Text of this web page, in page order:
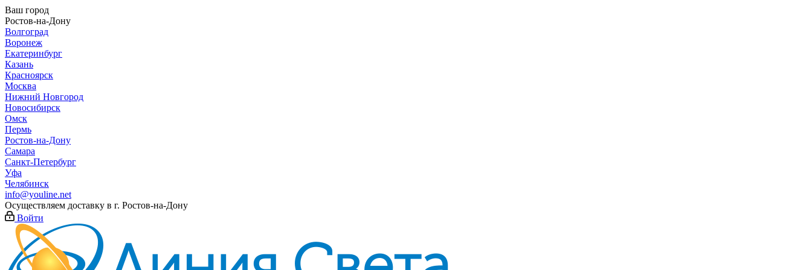
Ваш город
Ростов-на-Дону
Волгоград
Воронеж
Екатеринбург
Казань
Красноярск
Москва
Нижний Новгород
Новосибирск
Омск
Пермь
Ростов-на-Дону
Самара
Санкт-Петербург
Уфа
Челябинск
info@youline.net
Осуществляем доставку в г. Ростов-на-Дону
Войти